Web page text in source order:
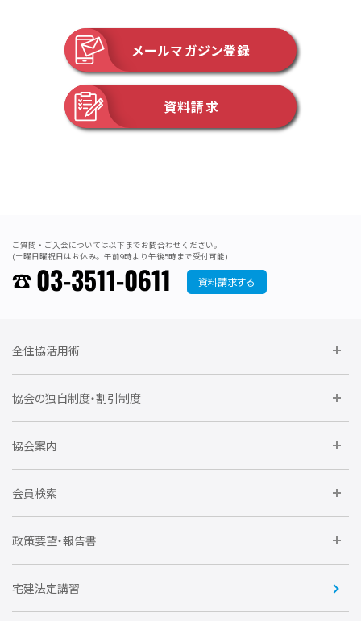
メールマガジン登録
資料請求
ご質問・ご入会については以下までお問合わせください。
(土曜日曜祝日はお休み。午前9時より午後5時まで受付可能)
03-3511-0611 資料請求する
全住協活用術
委員会に参加しよう
要望活動に参加しよう
協会の独自制度・割引制度
住宅瑕疵担保責任保険割引制度
全住協NET
不動産後見アドバイザー資格講習
会
全住協ビジネスショップ
協会案内
運営組織
トライアル会員制度
会員検索
企業会員
賛助会員
政策要望・報告書
住宅・土地税制改正要望
宅建法定講習